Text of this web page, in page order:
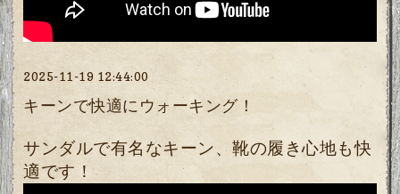
2025-11-19 12:44:00
キーンで快適にウォーキング！
サンダルで有名なキーン、靴の履き心地も快
適です！